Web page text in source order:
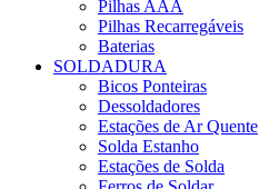
Pilhas AAA
Pilhas Recarregáveis
Baterias
SOLDADURA
Bicos Ponteiras
Dessoldadores
Estações de Ar Quente
Solda Estanho
Estações de Solda